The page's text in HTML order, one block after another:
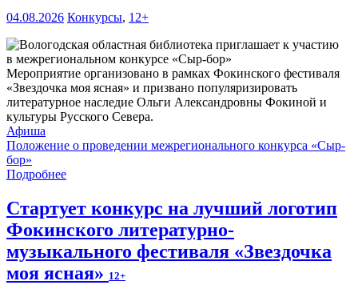
04.08.2026 Конкурсы, 12+
Мероприятие организовано в рамках Фокинского фестиваля
«Звездочка моя ясная» и призвано популяризировать
литературное наследие Ольги Александровны Фокиной и
культуры Русского Севера.
Афиша
Положение о проведении межрегионального конкурса «Сыр-
бор»
Подробнее
Стартует конкурс на лучший логотип
Фокинского литературно-
музыкального фестиваля «Звездочка
моя ясная» 12+